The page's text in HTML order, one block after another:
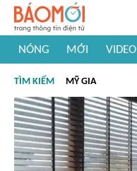
NÓNG MỚI VIDEO
#Khám phá thế giới
TÌM KIẾM MỸ GIA